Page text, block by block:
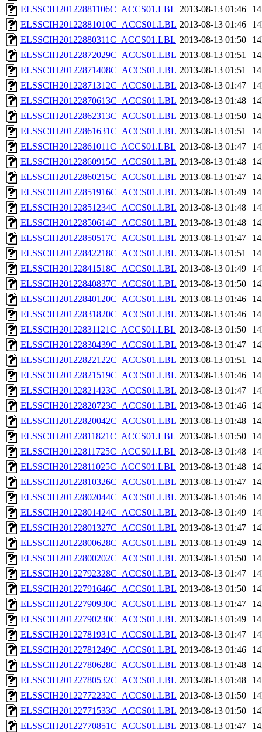
ELSSCIH20122881106C_ACCS01.LBL 2013-08-13 01:46
ELSSCIH20122881010C_ACCS01.LBL 2013-08-13 01:46
ELSSCIH20122880311C_ACCS01.LBL 2013-08-13 01:50
ELSSCIH20122872029C_ACCS01.LBL 2013-08-13 01:51
ELSSCIH20122871408C_ACCS01.LBL 2013-08-13 01:51
ELSSCIH20122871312C_ACCS01.LBL 2013-08-13 01:47
ELSSCIH20122870613C_ACCS01.LBL 2013-08-13 01:48
ELSSCIH20122862313C_ACCS01.LBL 2013-08-13 01:50
ELSSCIH20122861631C_ACCS01.LBL 2013-08-13 01:51
ELSSCIH20122861011C_ACCS01.LBL 2013-08-13 01:47
ELSSCIH20122860915C_ACCS01.LBL 2013-08-13 01:48
ELSSCIH20122860215C_ACCS01.LBL 2013-08-13 01:47
ELSSCIH20122851916C_ACCS01.LBL 2013-08-13 01:49
ELSSCIH20122851234C_ACCS01.LBL 2013-08-13 01:48
ELSSCIH20122850614C_ACCS01.LBL 2013-08-13 01:48
ELSSCIH20122850517C_ACCS01.LBL 2013-08-13 01:47
ELSSCIH20122842218C_ACCS01.LBL 2013-08-13 01:51
ELSSCIH20122841518C_ACCS01.LBL 2013-08-13 01:49
ELSSCIH20122840837C_ACCS01.LBL 2013-08-13 01:50
ELSSCIH20122840120C_ACCS01.LBL 2013-08-13 01:46
ELSSCIH20122831820C_ACCS01.LBL 2013-08-13 01:46
ELSSCIH20122831121C_ACCS01.LBL 2013-08-13 01:50
ELSSCIH20122830439C_ACCS01.LBL 2013-08-13 01:47
ELSSCIH20122822122C_ACCS01.LBL 2013-08-13 01:51
ELSSCIH20122821519C_ACCS01.LBL 2013-08-13 01:46
ELSSCIH20122821423C_ACCS01.LBL 2013-08-13 01:47
ELSSCIH20122820723C_ACCS01.LBL 2013-08-13 01:46
ELSSCIH20122820042C_ACCS01.LBL 2013-08-13 01:48
ELSSCIH20122811821C_ACCS01.LBL 2013-08-13 01:50
ELSSCIH20122811725C_ACCS01.LBL 2013-08-13 01:48
ELSSCIH20122811025C_ACCS01.LBL 2013-08-13 01:48
ELSSCIH20122810326C_ACCS01.LBL 2013-08-13 01:47
ELSSCIH20122802044C_ACCS01.LBL 2013-08-13 01:46
ELSSCIH20122801424C_ACCS01.LBL 2013-08-13 01:49
ELSSCIH20122801327C_ACCS01.LBL 2013-08-13 01:47
ELSSCIH20122800628C_ACCS01.LBL 2013-08-13 01:49
ELSSCIH20122800202C_ACCS01.LBL 2013-08-13 01:50
ELSSCIH20122792328C_ACCS01.LBL 2013-08-13 01:47
ELSSCIH20122791646C_ACCS01.LBL 2013-08-13 01:50
ELSSCIH20122790930C_ACCS01.LBL 2013-08-13 01:47
ELSSCIH20122790230C_ACCS01.LBL 2013-08-13 01:49
ELSSCIH20122781931C_ACCS01.LBL 2013-08-13 01:47
ELSSCIH20122781249C_ACCS01.LBL 2013-08-13 01:46
ELSSCIH20122780628C_ACCS01.LBL 2013-08-13 01:48
ELSSCIH20122780532C_ACCS01.LBL 2013-08-13 01:48
ELSSCIH20122772232C_ACCS01.LBL 2013-08-13 01:50
ELSSCIH20122771533C_ACCS01.LBL 2013-08-13 01:50
ELSSCIH20122770851C_ACCS01.LBL 2013-08-13 01:47